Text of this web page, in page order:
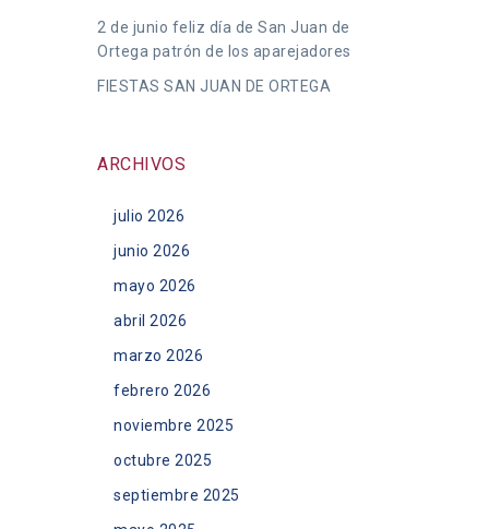
2 de junio feliz día de San Juan de
Ortega patrón de los aparejadores
FIESTAS SAN JUAN DE ORTEGA
ARCHIVOS
julio 2026
junio 2026
mayo 2026
abril 2026
marzo 2026
febrero 2026
noviembre 2025
octubre 2025
septiembre 2025